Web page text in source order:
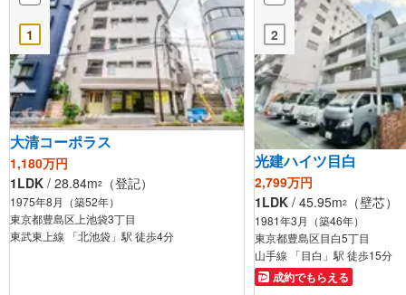
1
大清コーポラス
1,180万円
1LDK / 28.84m2 （登記）
1975年8月（築52年）
東京都豊島区上池袋3丁目
東武東上線 「北池袋」駅 徒歩4分
2
光建ハイツ目白
2,799万円
1LDK / 45.95m2 （壁芯）
1981年3月（築46年）
東京都豊島区目白5丁目
山手線 「目白」駅 徒歩15分
成約でもらえる